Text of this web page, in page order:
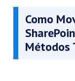
Como
Métodos